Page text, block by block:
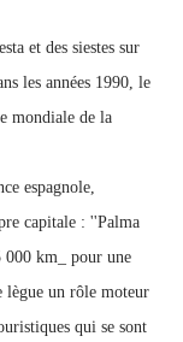
et des siestes sur
les années 1990, le
mondiale de la
espagnole,
capitale : ''Palma
000 km_ pour une
lègue un rôle moteur
qui se sont